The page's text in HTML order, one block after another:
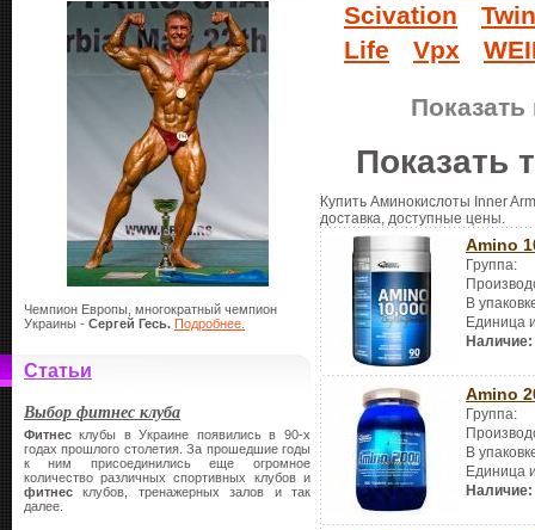
Чемпион Европы, многократный чемпион
Украины - Сергей Гесь. Подробнее.
Статьи
Выбор фитнес клуба
Фитнес клубы в Украине появились в 90-х
годах прошлого столетия. За прошедшие годы
к ним присоединились еще огромное
количество различных спортивных клубов и
фитнес клубов, тренажерных залов и так
далее.
Scivation
Life
Vpx
Показать
Купить Аминокислоты Inner
доставка, доступные цены.
Amino
Группа:
В
Единица
Наличие:
Amino
Группа:
В
Единица
Наличие: